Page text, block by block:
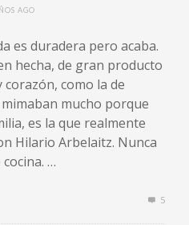
AGO
es duradera pero acaba.
hecha, de gran producto
como la de
mucho porque
es la que realmente
Hilario Arbelaitz. Nunca
…
5